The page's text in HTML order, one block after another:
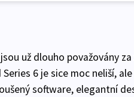
už dlouho považovány
6 je sice moc neliší,
software, elegantní